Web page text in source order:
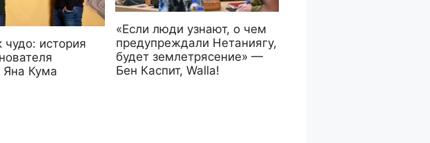
чудо: история
Яна Кума
«Если люди узнают, о чем
предупреждали Нетаниягу,
будет землетрясение» —
Бен Каспит, Walla!